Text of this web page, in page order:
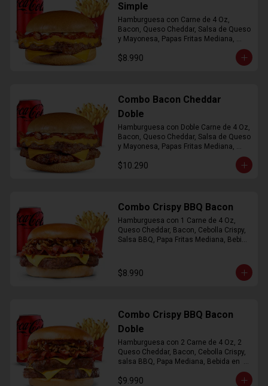
Simple
Hamburguesa con Carne de 4 Oz,
Bacon, Queso Cheddar, Salsa de Queso
y Mayonesa, Papas Fritas Mediana,
$8.990
Combo Bacon Cheddar
Doble
Hamburguesa con Doble Carne de 4 Oz,
Bacon, Queso Cheddar, Salsa de Queso
y Mayonesa, Papas Fritas Mediana,
$10.290
Combo Crispy BBQ Bacon
Hamburguesa con 1 Carne de 4 Oz,
Queso Cheddar, Bacon, Cebolla Crispy,
Salsa BBQ, Papa Fritas Mediana, Bebida
$8.990
Combo Crispy BBQ Bacon
Doble
Hamburguesa con 2 Carne de 4 Oz, 2
Queso Cheddar, Bacon, Cebolla Crispy,
salsa BBQ, Papa Mediana, Bebida en
$9.990